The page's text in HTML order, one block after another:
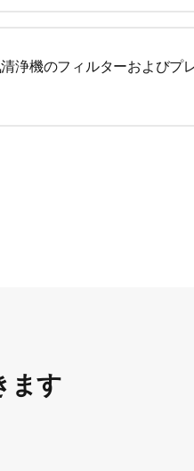
浄機のフィルターおよびプ
ます